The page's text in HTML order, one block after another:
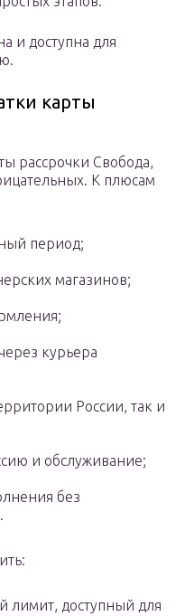
и доступна для
карты
рассрочки Свобода,
К плюсам
период;
магазинов;
курьера
России, так и
и обслуживание;
без
лимит, доступный для